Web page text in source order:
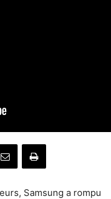
Samsung a rompu